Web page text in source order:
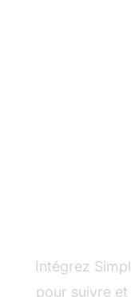
Intégrez
pour suivre